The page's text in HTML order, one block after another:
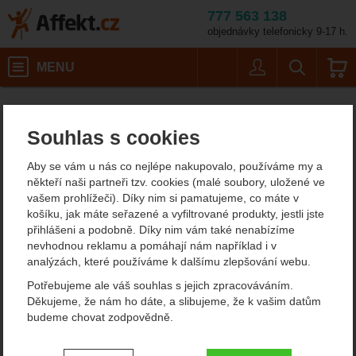
Souhlas s cookies
Aby se vám u nás co nejlépe nakupovalo, používáme my a
někteří naši partneři tzv. cookies (malé soubory, uložené ve
vašem prohlížeči). Díky nim si pamatujeme, co máte v
košíku, jak máte seřazené a vyfiltrované produkty, jestli jste
přihlášeni a podobně. Díky nim vám také nenabízíme
nevhodnou reklamu a pomáhají nám například i v
analýzách, které používáme k dalšímu zlepšování webu.
Potřebujeme ale váš souhlas s jejich zpracováváním.
Děkujeme, že nám ho dáte, a slibujeme, že k vašim datům
budeme chovat zodpovědně.
Nastavení souhlasů s kategoriemi
777 563 138
objednávky telefonicky 9-17 h.
MENU
Petzl Rack
Petzl Rack
Fotografie